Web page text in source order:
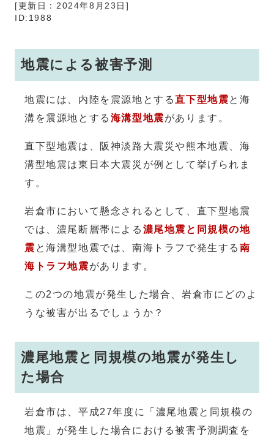
[更新日：2024年8月23日]
ID:1988
地震による被害予測
地震には、内陸を震源地とする直下型地震と海
溝を震源地とする 海溝型地震があります。
直下型地震は、阪神淡路大震災や熊本地震、海
溝型地震は東日本大震災が例として挙げられま
す。
岩倉市において懸念されるとして、直下型地震
では、濃尾断層帯による 濃尾地震と同規模の地
震 と海溝型地震では、南海トラフで発生する南
海トラフ地震があります。
この2つの地震が発生した場合、岩倉市にどのよ
うな被害が出るでしょうか？
濃尾地震と同規模の地震が発生し
た場合
岩倉市は、平成27年度に「濃尾地震と同規模の
地震」が発生した場合における被害予測調査を